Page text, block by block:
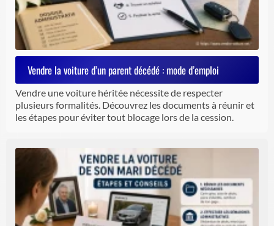
Vendre la voiture d’un parent décédé : mode d’emploi
Vendre une voiture héritée nécessite de respecter
plusieurs formalités. Découvrez les documents à réunir et
les étapes pour éviter tout blocage lors de la cession.